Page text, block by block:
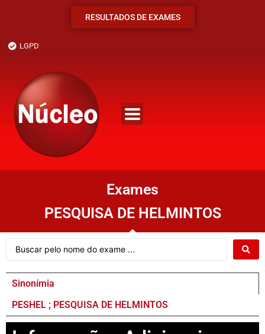
RESULTADOS DE EXAMES
LGPD
Exames
PESQUISA DE HELMINTOS
Sinonímia
PESHEL ; PESQUISA DE HELMINTOS